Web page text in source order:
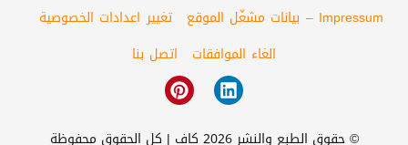
© حقوق الطبع والنشر 2026 كاف | كل الحقوق محفوظة
Impressum – بيانات مشغّل الموقع
تغيير اعدادات الخصوصية
الغاء الموافقات
اتصل بنا